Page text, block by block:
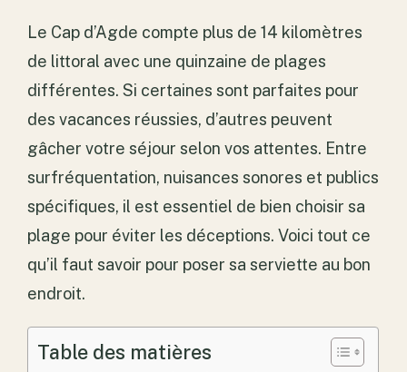
Le Cap d’Agde compte plus de 14 kilomètres
de littoral avec une quinzaine de plages
différentes. Si certaines sont parfaites pour
des vacances réussies, d’autres peuvent
gâcher votre séjour selon vos attentes. Entre
surfréquentation, nuisances sonores et publics
spécifiques, il est essentiel de bien choisir sa
plage pour éviter les déceptions. Voici tout ce
qu’il faut savoir pour poser sa serviette au bon
endroit.
Table des matières